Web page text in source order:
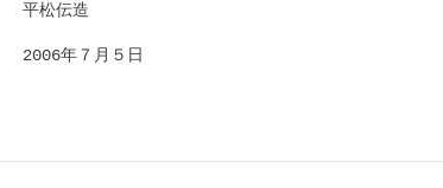
　平松伝造
　2006年７月５日